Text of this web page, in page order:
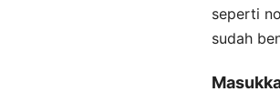
seperti
sudah